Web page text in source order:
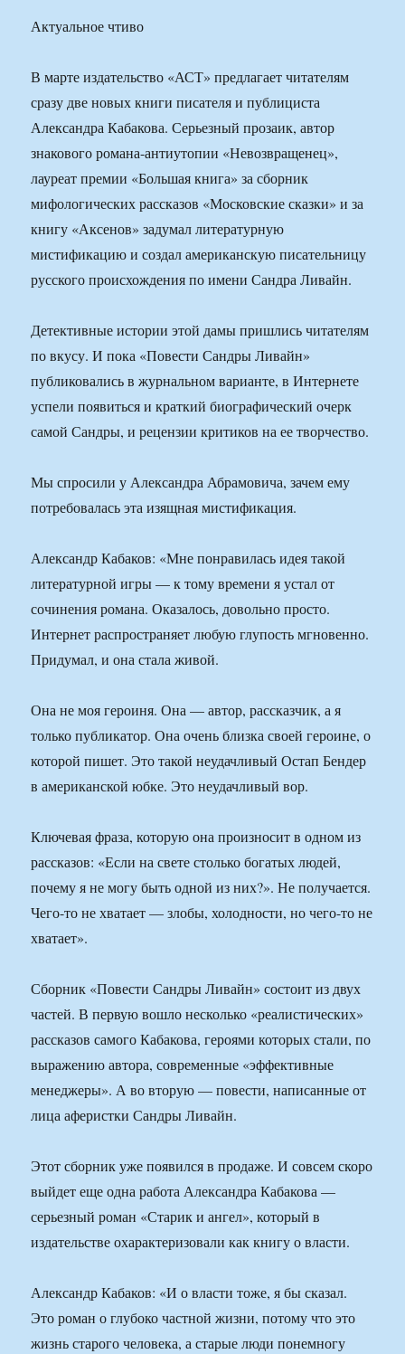
Актуальное чтиво
В марте издательство «АСТ» предлагает читателям
сразу две новых книги писателя и публициста
Александра Кабакова. Серьезный прозаик, автор
знакового романа-антиутопии «Невозвращенец»,
лауреат премии «Большая книга» за сборник
мифологических рассказов «Московские сказки» и за
книгу «Аксенов» задумал литературную
мистификацию и создал американскую писательницу
русского происхождения по имени Сандра Ливайн.
Детективные истории этой дамы пришлись читателям
по вкусу. И пока «Повести Сандры Ливайн»
публиковались в журнальном варианте, в Интернете
успели появиться и краткий биографический очерк
самой Сандры, и рецензии критиков на ее творчество.
Мы спросили у Александра Абрамовича, зачем ему
потребовалась эта изящная мистификация.
Александр Кабаков: «Мне понравилась идея такой
литературной игры — к тому времени я устал от
сочинения романа. Оказалось, довольно просто.
Интернет распространяет любую глупость мгновенно.
Придумал, и она стала живой.
Она не моя героиня. Она — автор, рассказчик, а я
только публикатор. Она очень близка своей героине, о
которой пишет. Это такой неудачливый Остап Бендер
в американской юбке. Это неудачливый вор.
Ключевая фраза, которую она произносит в одном из
рассказов: «Если на свете столько богатых людей,
почему я не могу быть одной из них?». Не получается.
Чего-то не хватает — злобы, холодности, но чего-то не
хватает».
Сборник «Повести Сандры Ливайн» состоит из двух
частей. В первую вошло несколько «реалистических»
рассказов самого Кабакова, героями которых стали, по
выражению автора, современные «эффективные
менеджеры». А во вторую — повести, написанные от
лица аферистки Сандры Ливайн.
Этот сборник уже появился в продаже. И совсем скоро
выйдет еще одна работа Александра Кабакова —
серьезный роман «Старик и ангел», который в
издательстве охарактеризовали как книгу о власти.
Александр Кабаков: «И о власти тоже, я бы сказал.
Это роман о глубоко частной жизни, потому что это
жизнь старого человека, а старые люди понемногу